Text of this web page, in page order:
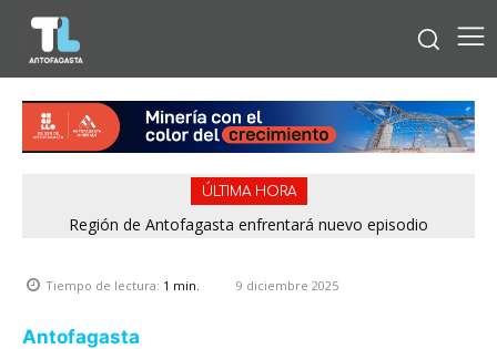
ÚLTIMA HORA
Región de Antofagasta enfrentará nuevo episodio
Tiempo de lectura: 1 min. 9 diciembre 2025
Antofagasta